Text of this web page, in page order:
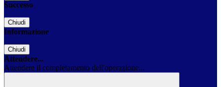
Successo
Chiudi
Informazione
Chiudi
Attendere...
Attendere il completamento dell'operazione...